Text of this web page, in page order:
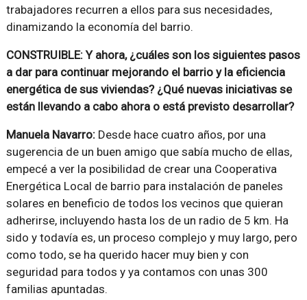
trabajadores recurren a ellos para sus necesidades,
dinamizando la economía del barrio.
CONSTRUIBLE: Y ahora, ¿cuáles son los siguientes pasos
a dar para continuar mejorando el barrio y la eficiencia
energética de sus viviendas? ¿Qué nuevas iniciativas se
están llevando a cabo ahora o está previsto desarrollar?
Manuela Navarro:Desde hace cuatro años, por una
sugerencia de un buen amigo que sabía mucho de ellas,
empecé a ver la posibilidad de crear una Cooperativa
Energética Local de barrio para instalación de paneles
solares en beneficio de todos los vecinos que quieran
adherirse, incluyendo hasta los de un radio de 5 km. Ha
sido y todavía es, un proceso complejo y muy largo, pero
como todo, se ha querido hacer muy bien y con
seguridad para todos y ya contamos con unas 300
familias apuntadas.